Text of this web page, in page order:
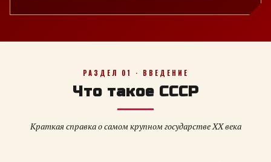
РАЗДЕЛ 01 · ВВЕДЕНИЕ
Что такое СССР
Краткая справка о самом крупном государстве XX века